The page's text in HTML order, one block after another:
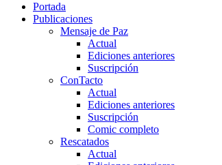
Portada
Publicaciones
Mensaje de Paz
Actual
Ediciones anteriores
Suscripción
ConTacto
Actual
Ediciones anteriores
Suscripción
Comic completo
Rescatados
Actual